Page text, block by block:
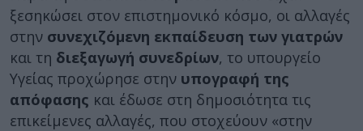
ξεσηκώσει στον επιστημονικό κόσμο, οι αλλαγές
στην συνεχιζόμενη εκπαίδευση των γιατρών
και τη διεξαγωγή συνεδρίων, το υπουργείο
Υγείας προχώρησε στην υπογραφή της
απόφασης και έδωσε στη δημοσιότητα τις
επικείμενες αλλαγές, που στοχεύουν «στην